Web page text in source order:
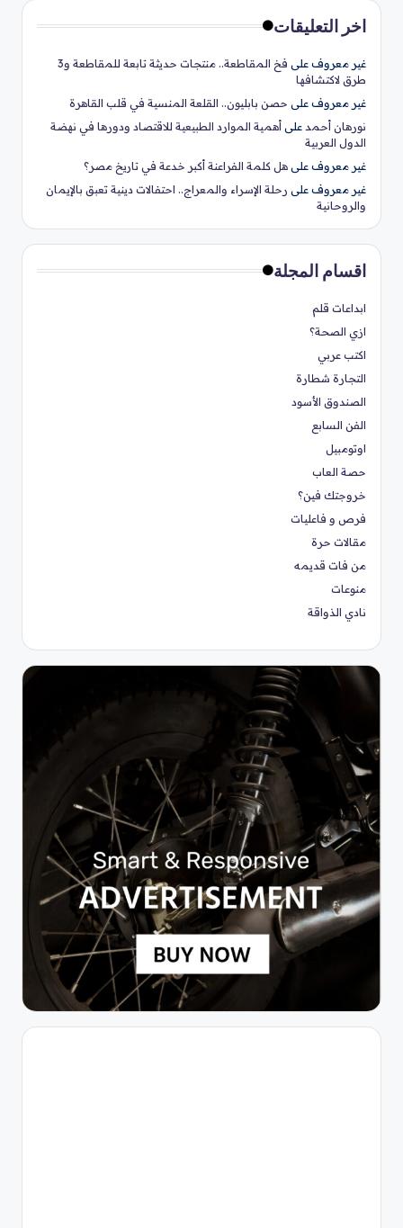
اخر التعليقات
غير معروف على
فخ المقاطعة.. منتجات حديثة تابعة للمقاطعة و3
طرق لاكتشافها
غير معروف على حصن بابليون.. القلعة المنسية في قلب القاهرة
نورهان أحمد على أهمية الموارد الطبيعية للاقتصاد ودورها في نهضة
الدول العربية
غير معروف على هل كلمة الفراعنة أكبر خدعة في تاريخ مصر؟
غير معروف على رحلة الإسراء والمعراج.. احتفالات دينية تعبق بالإيمان
والروحانية
اقسام المجلة
ابداعات قلم
ازي الصحة؟
اكتب عربي
التجارة شطارة
الصندوق الأسود
الفن السابع
اوتومبيل
حصة العاب
خروجتك فين؟
فرص و فاعليات
مقالات حرة
من فات قديمه
منوعات
نادي الذواقة